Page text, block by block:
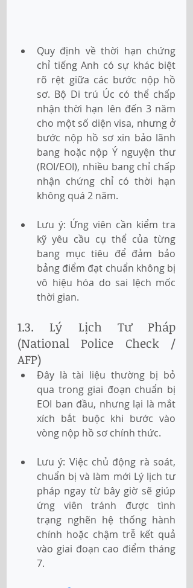
Quy định về thời hạn chứng
chỉ tiếng Anh có sự khác biệt
rõ rệt giữa các bước nộp hồ
sơ. Bộ Di trú Úc có thể chấp
nhận thời hạn lên đến 3 năm
cho một số diện visa, nhưng ở
bước nộp hồ sơ xin bảo lãnh
bang hoặc nộp Ý nguyện thư
(ROI/EOI), nhiều bang chỉ chấp
nhận chứng chỉ có thời hạn
không quá 2 năm.
Lưu ý: Ứng viên cần kiểm tra
kỹ yêu cầu cụ thể của từng
bang mục tiêu để đảm bảo
bảng điểm đạt chuẩn không bị
vô hiệu hóa do sai lệch mốc
thời gian.
1.3. Lý Lịch Tư Pháp
(National Police Check /
AFP)
Đây là tài liệu thường bị bỏ
qua trong giai đoạn chuẩn bị
EOI ban đầu, nhưng lại là mắt
xích bắt buộc khi bước vào
vòng nộp hồ sơ chính thức.
Lưu ý: Việc chủ động rà soát,
chuẩn bị và làm mới Lý lịch tư
pháp ngay từ bây giờ sẽ giúp
ứng viên tránh được tình
trạng nghẽn hệ thống hành
chính hoặc chậm trễ kết quả
vào giai đoạn cao điểm tháng
7.